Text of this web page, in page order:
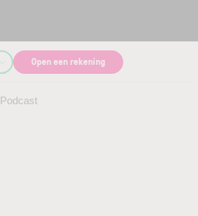
Podcast
Open een rekening